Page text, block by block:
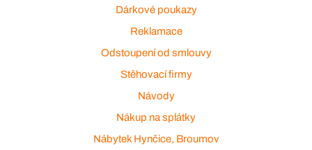
Dárkové poukazy
Reklamace
Odstoupení od smlouvy
Stěhovací firmy
Návody
Nákup na splátky
Nábytek Hynčice, Broumov